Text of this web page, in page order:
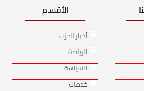
الأقسام
أخبار الحزب
الرياضة
السياسة
خدمات